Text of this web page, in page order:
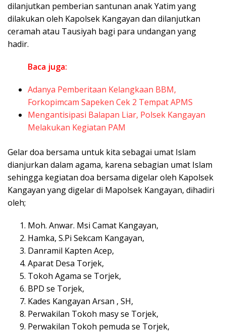
dilanjutkan pemberian santunan anak Yatim yang
dilakukan oleh Kapolsek Kangayan dan dilanjutkan
ceramah atau Tausiyah bagi para undangan yang
hadir.
Baca juga:
Adanya Pemberitaan Kelangkaan BBM,
Forkopimcam Sapeken Cek 2 Tempat APMS
Mengantisipasi Balapan Liar, Polsek Kangayan
Melakukan Kegiatan PAM
Gelar doa bersama untuk kita sebagai umat Islam
dianjurkan dalam agama, karena sebagian umat Islam
sehingga kegiatan doa bersama digelar oleh Kapolsek
Kangayan yang digelar di Mapolsek Kangayan, dihadiri
oleh;
Moh. Anwar. Msi Camat Kangayan,
Hamka, S.Pi Sekcam Kangayan,
Danramil Kapten Acep,
Aparat Desa Torjek,
Tokoh Agama se Torjek,
BPD se Torjek,
Kades Kangayan Arsan , SH,
Perwakilan Tokoh masy se Torjek,
Perwakilan Tokoh pemuda se Torjek,